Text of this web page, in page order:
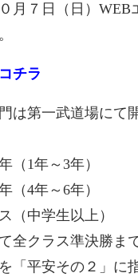
月７日（日）WEB
チラ
は第一武道場にて
（1年～3年）
（4年～6年）
ス（中学生以上）
全クラス準決勝ま
「平安その２」に